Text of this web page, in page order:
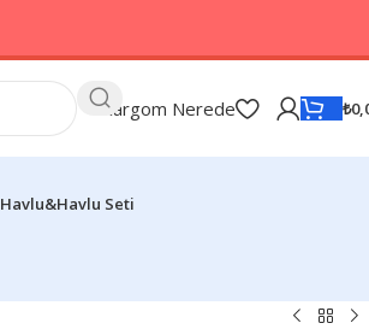
Kargom Nerede ₺
Havlu&Havlu Seti